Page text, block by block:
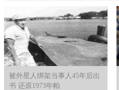
到当晚的效果，事情的真相也就
事件，其实只是人为造成的恐慌罢
尽管如此，世界各地放生的
也很少有人主动承担说是人为造
么回事呢？
被外星人绑架当事人45年后出
书 还原1973年帕